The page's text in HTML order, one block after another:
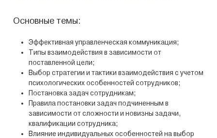
Основные темы:
Эффективная управленческая коммуникация;
Типы взаимодействия в зависимости от
поставленной цели;
Выбор стратегии и тактики взаимодействия с учетом
психологических особенностей сотрудников;
Постановка задач сотрудникам;
Правила постановки задач подчиненным в
зависимости от сложности и новизны задачи,
квалификации сотрудника;
Влияние индивидуальных особенностей на выбор